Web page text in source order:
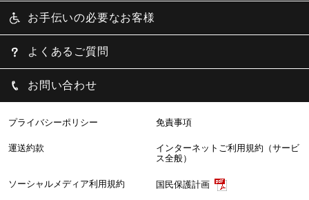
お手伝いの必要なお客様
よくあるご質問
お問い合わせ
プライバシーポリシー 免責事項
運送約款
インターネットご利用規約（サービ
ス全般）
ソーシャルメディア利用規約 国民保護計画